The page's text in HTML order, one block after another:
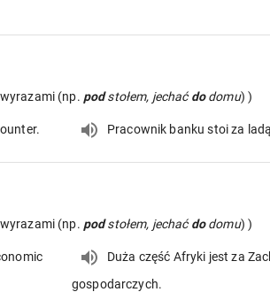
(np. podstołem, jechać dodomu) )
Pracownik banku stoi za
(np. podstołem, jechać dodomu) )
Duża część Afryki jest za
gospodarczych.